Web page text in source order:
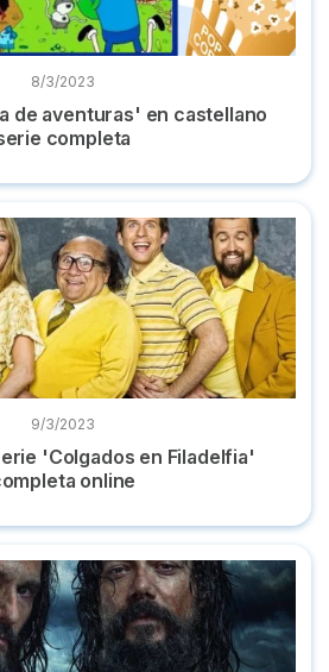
8/3/2023
de aventuras' en castellano
completa
en Filadelfia' completa online
9/3/2023
'Colgados en Filadelfia'
online
'Sin límites' online y gratis